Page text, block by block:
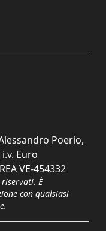
Poerio,
Euro
VE-454332
È
con qualsiasi